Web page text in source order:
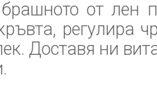
от лен
регулира
Доставя ни